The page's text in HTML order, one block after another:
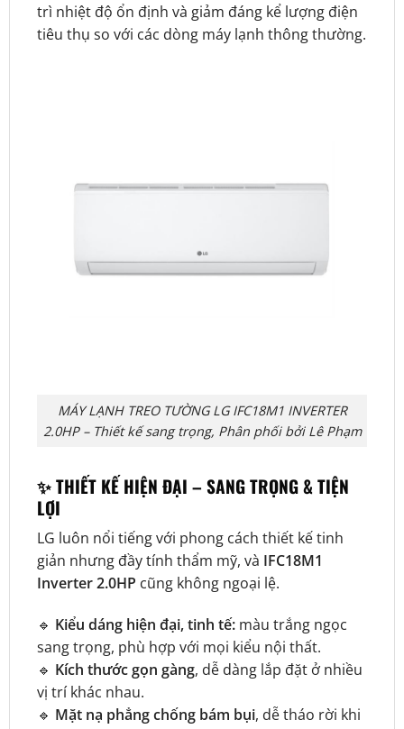
trì nhiệt độ ổn định và giảm đáng kể lượng điện
tiêu thụ so với các dòng máy lạnh thông thường.
MÁY LẠNH TREO TƯỜNG LG IFC18M1 INVERTER
2.0HP – Thiết kế sang trọng, Phân phối bởi Lê Phạm
✨ THIẾT KẾ HIỆN ĐẠI – SANG TRỌNG & TIỆN
LỢI
LG luôn nổi tiếng với phong cách thiết kế tinh
giản nhưng đầy tính thẩm mỹ, và IFC18M1
Inverter 2.0HP cũng không ngoại lệ.
🔹 Kiểu dáng hiện đại, tinh tế:màu trắng ngọc
sang trọng, phù hợp với mọi kiểu nội thất.
🔹 Kích thước gọn gàng, dễ dàng lắp đặt ở nhiều
vị trí khác nhau.
🔹 Mặt nạ phẳng chống bám bụi, dễ tháo rời khi